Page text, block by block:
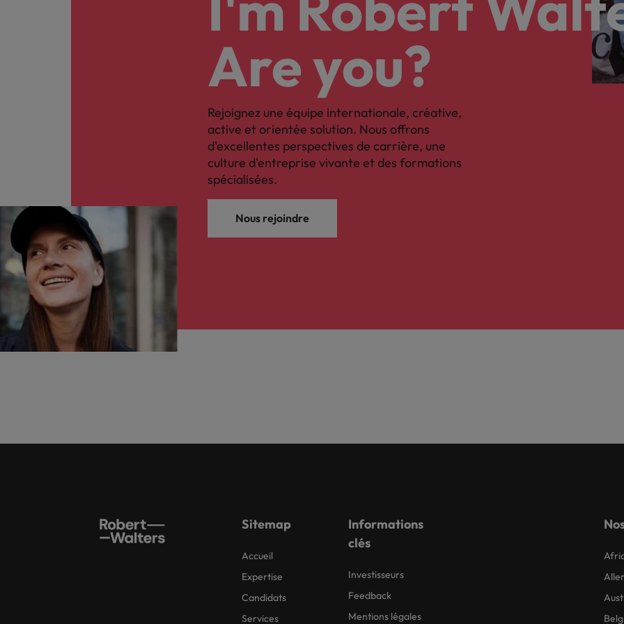
Are you?
Rejoignez une équipe internationale, créative,
active et orientée solution. Nous offrons
d'excellentes perspectives de carrière, une
culture d'entreprise vivante et des formations
spécialisées.
Nous rejoindre
Sitemap
Accueil
Expertise
Candidats
Services
Informations
clés
Investisseurs
Feedback
Mentions légales